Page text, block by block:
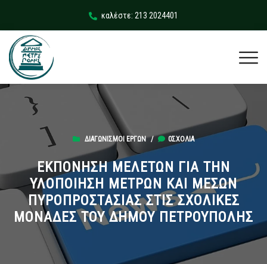
καλέστε: 213 2024401
ΔΙΑΓΩΝΙΣΜΟΊ ΈΡΓΩΝ/ 0ΣΧΌΛΙΑ
ΕΚΠΟΝΗΣΗ ΜΕΛΕΤΩΝ ΓΙΑ ΤΗΝ
ΥΛΟΠΟΙΗΣΗ ΜΕΤΡΩΝ ΚΑΙ ΜΕΣΩΝ
ΠΥΡΟΠΡΟΣΤΑΣΙΑΣ ΣΤΙΣ ΣΧΟΛΙΚΕΣ
ΜΟΝΑΔΕΣ ΤΟΥ ΔΗΜΟΥ ΠΕΤΡΟΥΠΟΛΗΣ